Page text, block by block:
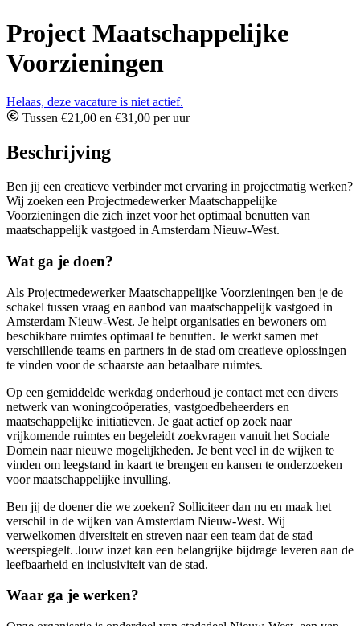
Project Maatschappelijke
Voorzieningen
Helaas, deze vacature is niet actief.
Tussen €21,00 en €31,00 per uur
Beschrijving
Ben jij een creatieve verbinder met ervaring in projectmatig werken?
Wij zoeken een Projectmedewerker Maatschappelijke
Voorzieningen die zich inzet voor het optimaal benutten van
maatschappelijk vastgoed in Amsterdam Nieuw-West.
Wat ga je doen?
Als Projectmedewerker Maatschappelijke Voorzieningen ben je de
schakel tussen vraag en aanbod van maatschappelijk vastgoed in
Amsterdam Nieuw-West. Je helpt organisaties en bewoners om
beschikbare ruimtes optimaal te benutten. Je werkt samen met
verschillende teams en partners in de stad om creatieve oplossingen
te vinden voor de schaarste aan betaalbare ruimtes.
Op een gemiddelde werkdag onderhoud je contact met een divers
netwerk van woningcoöperaties, vastgoedbeheerders en
maatschappelijke initiatieven. Je gaat actief op zoek naar
vrijkomende ruimtes en begeleidt zoekvragen vanuit het Sociale
Domein naar nieuwe mogelijkheden. Je bent veel in de wijken te
vinden om leegstand in kaart te brengen en kansen te onderzoeken
voor maatschappelijke invulling.
Ben jij de doener die we zoeken? Solliciteer dan nu en maak het
verschil in de wijken van Amsterdam Nieuw-West. Wij
verwelkomen diversiteit en streven naar een team dat de stad
weerspiegelt. Jouw inzet kan een belangrijke bijdrage leveren aan de
leefbaarheid en inclusiviteit van de stad.
Waar ga je werken?